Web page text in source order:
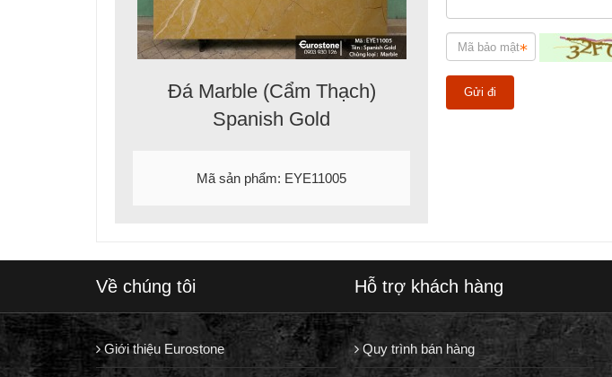
Đá Marble (Cẩm Thạch)
Spanish Gold
Mã sản phẩm: EYE11005
Về chúng tôi
Giới thiệu Eurostone
Hỗ trợ khách hàng
Quy trình bán hàng